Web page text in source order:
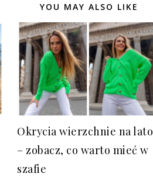
YOU MAY ALSO LIKE
Okrycia wierzchnie na lato
– zobacz, co warto mieć w
szafie